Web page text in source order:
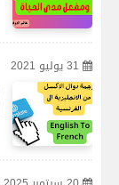
31 يوليو 2021